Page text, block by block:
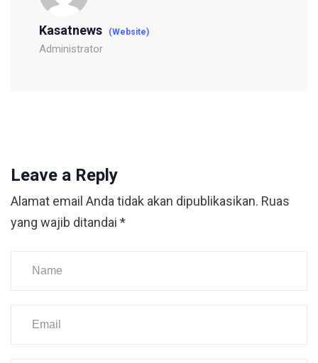
Kasatnews (Website)
Administrator
Leave a Reply
Alamat email Anda tidak akan dipublikasikan. Ruas
yang wajib ditandai *